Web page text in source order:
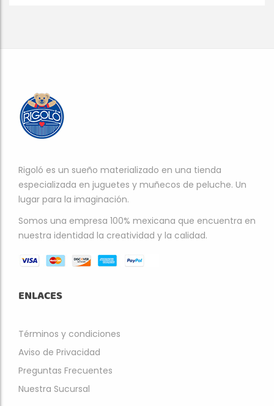
Rigoló es un sueño materializado en una tienda
especializada en juguetes y muñecos de peluche. Un
lugar para la imaginación.
Somos una empresa 100% mexicana que encuentra en
nuestra identidad la creatividad y la calidad.
ENLACES
Términos y condiciones
Aviso de Privacidad
Preguntas Frecuentes
Nuestra Sucursal